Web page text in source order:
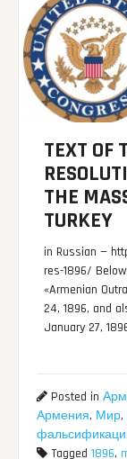
TEXT OF
THE
TURKEY
in Russian —
res-1896/
«Armenian
24, 1896, and
January 27,
Posted in
Армения, Мир,
Tagged1896,